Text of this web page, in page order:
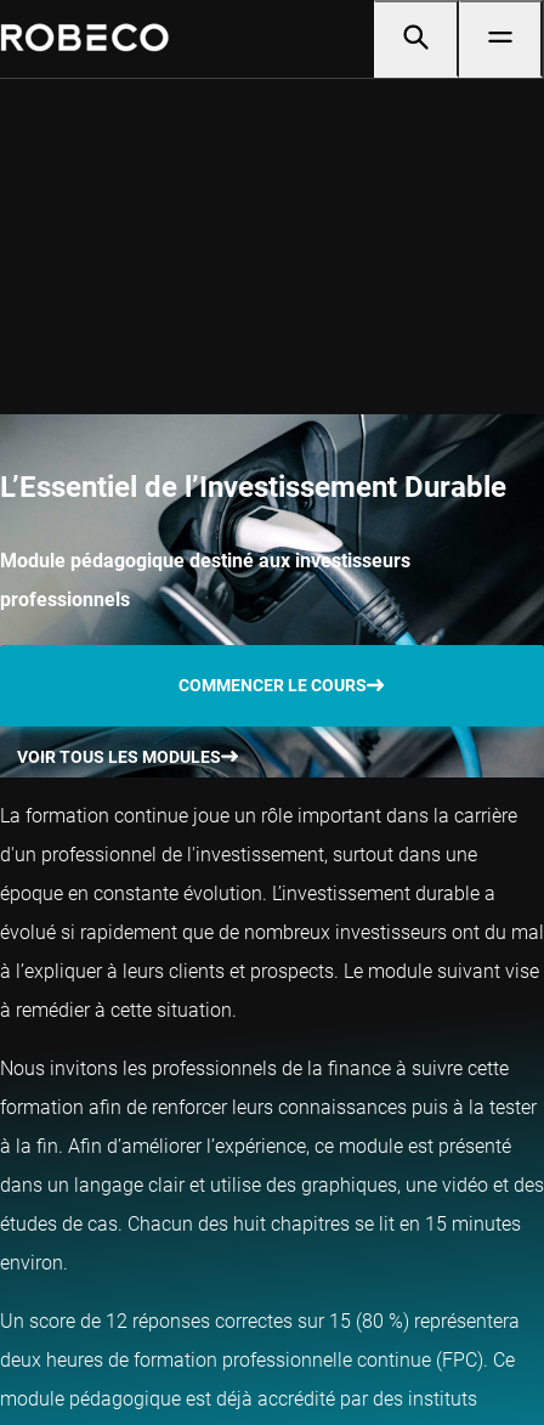
L’Essentiel de l’Investissement Durable
Module pédagogique destiné aux investisseurs
professionnels
COMMENCER LE COURS
VOIR TOUS LES MODULES
La formation continue joue un rôle important dans la carrière
d'un professionnel de l'investissement, surtout dans une
époque en constante évolution. L’investissement durable a
évolué si rapidement que de nombreux investisseurs ont du mal
à l’expliquer à leurs clients et prospects. Le module suivant vise
à remédier à cette situation.
Nous invitons les professionnels de la finance à suivre cette
formation afin de renforcer leurs connaissances puis à la tester
à la fin. Afin d’améliorer l’expérience, ce module est présenté
dans un langage clair et utilise des graphiques, une vidéo et des
études de cas. Chacun des huit chapitres se lit en 15 minutes
environ.
Un score de 12 réponses correctes sur 15 (80 %) représentera
deux heures de formation professionnelle continue (FPC). Ce
module pédagogique est déjà accrédité par des instituts